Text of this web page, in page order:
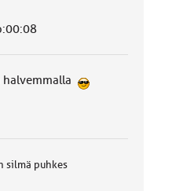
halvemmalla
silmä puhkes